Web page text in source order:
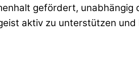
gefördert, unabhängig
aktiv zu unterstützen